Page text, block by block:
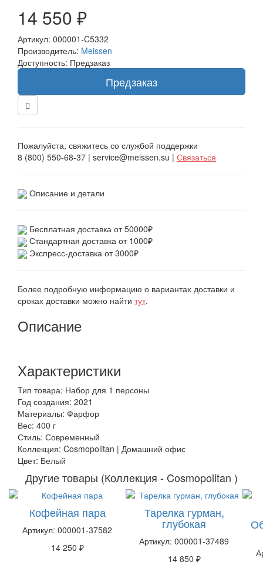
14 550 ₽
Артикул: 000001-C5332
Производитель: Meissen
Доступность: Предзаказ
Предзаказ
Пожалуйста, свяжитесь со службой поддержки
8 (800) 550-68-37 | service@meissen.su | Связаться
Описание и детали
Бесплатная доставка от 50000₽
Стандартная доставка от 1000₽
Экспресс-доставка от 3000₽
Более подробную информацию о вариантах доставки и
сроках доставки можно найти тут.
Описание
Характеристики
Тип товара: Набор для 1 персоны
Год создания: 2021
Материалы: Фарфор
Вес: 400 г
Стиль: Современный
Коллекция: Cosmopolitan | Домашний офис
Цвет: Белый
Другие товары (Коллекция - Cosmopolitan )
Кофейная пара
Артикул: 000001-37582
14 250 ₽
Тарелка гурман,
глубокая
Артикул: 000001-37489
14 850 ₽